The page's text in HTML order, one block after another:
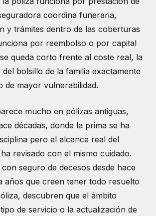
coordina funeraria,
y trámites dentro de las coberturas
por reembolso o por capital
queda corto frente al coste real, la
bolsillo de la familia exactamente
de mayor vulnerabilidad.
mucho en pólizas antiguas,
décadas, donde la prima se ha
pero el alcance real del
revisado con el mismo cuidado.
seguro de decesos desde hace
años que creen tener todo resuelto
descubren que el ámbito
de servicio o la actualización de